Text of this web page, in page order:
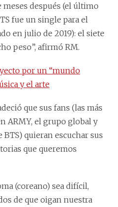
después (el último
fue un single para el
en julio de 2019): el siete
peso”, afirmó RM.
por un “mundo
y el arte
que sus fans (las más
ARMY, el grupo global y
quieran escuchar sus
que queremos
(coreano) sea difícil,
de que oigan nuestra